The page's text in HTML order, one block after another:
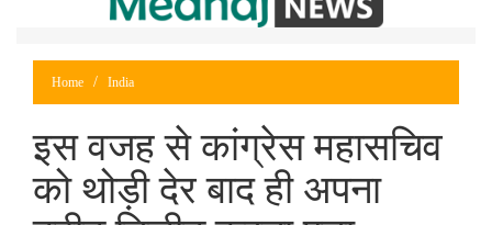
Home India
इस वजह से कांग्रेस महासचिव
को थोड़ी देर बाद ही अपना